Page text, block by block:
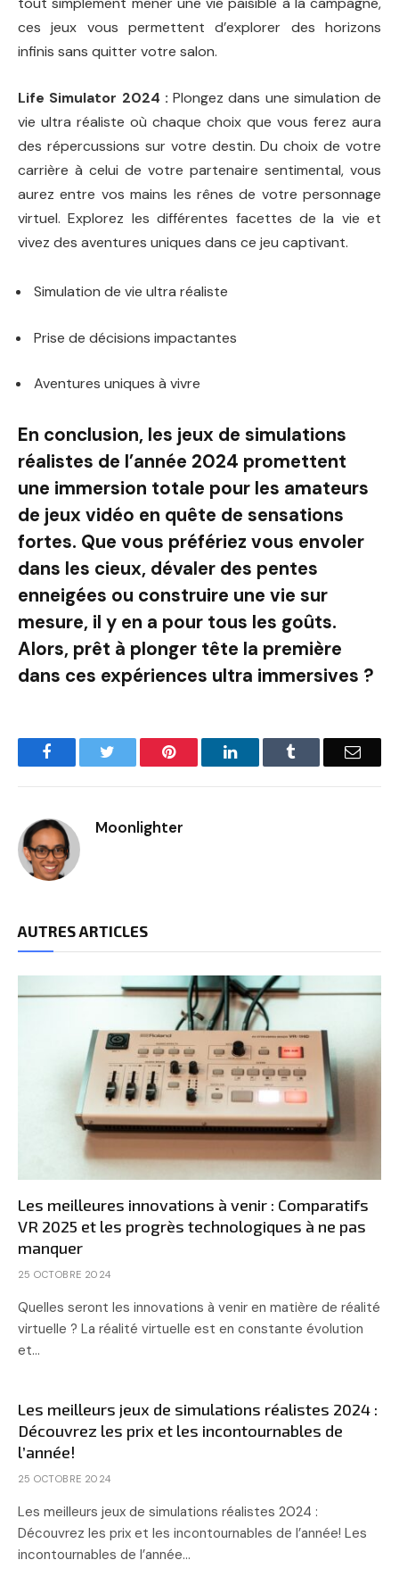
ces jeux vous permettent d’explorer des horizons
infinis sans quitter votre salon.
Life Simulator 2024 : Plongez dans une simulation de
vie ultra réaliste où chaque choix que vous ferez aura
des répercussions sur votre destin. Du choix de votre
carrière à celui de votre partenaire sentimental, vous
aurez entre vos mains les rênes de votre personnage
virtuel. Explorez les différentes facettes de la vie et
vivez des aventures uniques dans ce jeu captivant.
Simulation de vie ultra réaliste
Prise de décisions impactantes
Aventures uniques à vivre
En conclusion, les jeux de simulations
réalistes de l’année 2024 promettent
une immersion totale pour les amateurs
de jeux vidéo en quête de sensations
fortes. Que vous préfériez vous envoler
dans les cieux, dévaler des pentes
enneigées ou construire une vie sur
mesure, il y en a pour tous les goûts.
Alors, prêt à plonger tête la première
dans ces expériences ultra immersives ?
Facebook Pinterest LinkedIn Email
Moonlighter
AUTRES ARTICLES
Les meilleures innovations à venir : Comparatifs
VR 2025 et les progrès technologiques à ne pas
manquer
25 OCTOBRE 2024
Quelles seront les innovations à venir en matière de réalité
virtuelle ? La réalité virtuelle est en constante évolution
et…
Les meilleurs jeux de simulations réalistes 2024 :
Découvrez les prix et les incontournables de
l’année!
25 OCTOBRE 2024
Les meilleurs jeux de simulations réalistes 2024 :
Découvrez les prix et les incontournables de l’année! Les
incontournables de l’année…